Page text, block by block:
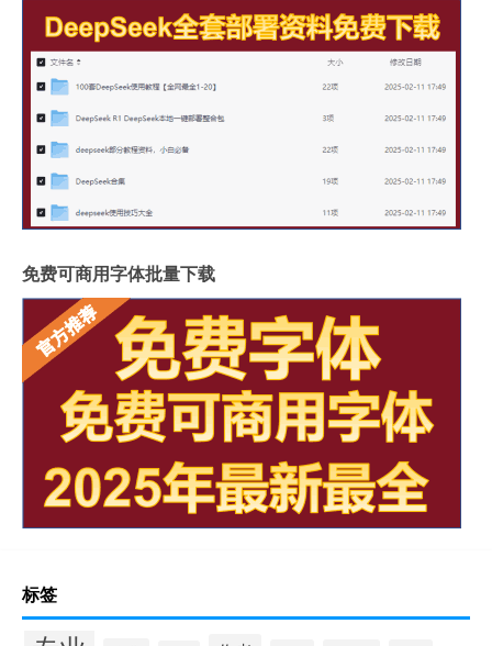
免费可商用字体批量下载
标签